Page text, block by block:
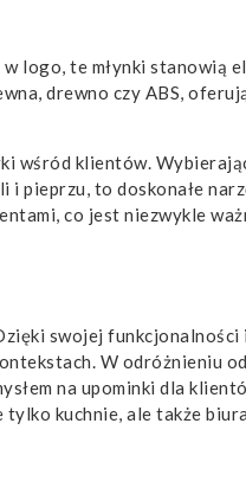
logo, te młynki stanowią
drewno czy ABS,
wśród klientów.
i pieprzu, to doskonałe
co jest niezwykle
swojej funkcjonalności
W odróżnieniu
na upominki dla
kuchnie, ale także